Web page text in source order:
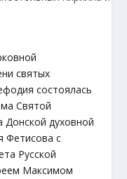
святых
состоялась
Святой
духовной
Фетисова с
Русской
Максимом